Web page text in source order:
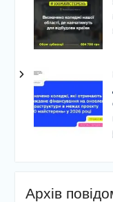
Архів